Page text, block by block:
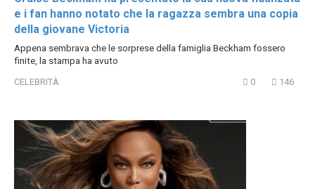
«Si sarebbe mandata a casa da sola!» Questo è quello
che è successo a Tyra Banks
All’inizio degli anni 2000 tutte le ragazze adolescenti erano fan di